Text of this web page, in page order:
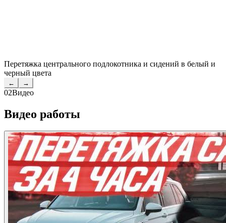
Перетяжка центрального подлокотника и сидений в белый и
черный цвета
← →
02Видео
Видео работы